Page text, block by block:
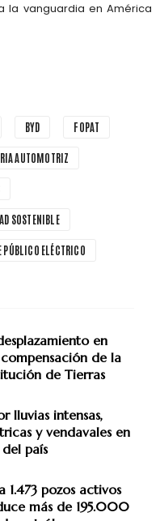
la vanguardia en América
BYD FOPAT
AUTOMOTRIZ
SOSTENIBLE
PÚBLICO ELÉCTRICO
en
de la
de Tierras
lluvias intensas,
y vendavales en
país
1.473 pozos activos
más de 195.000